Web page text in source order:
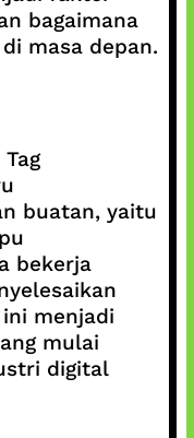
bagaimana
masa depan.
buatan, yaitu
bekerja
menjadi
mulai
digital